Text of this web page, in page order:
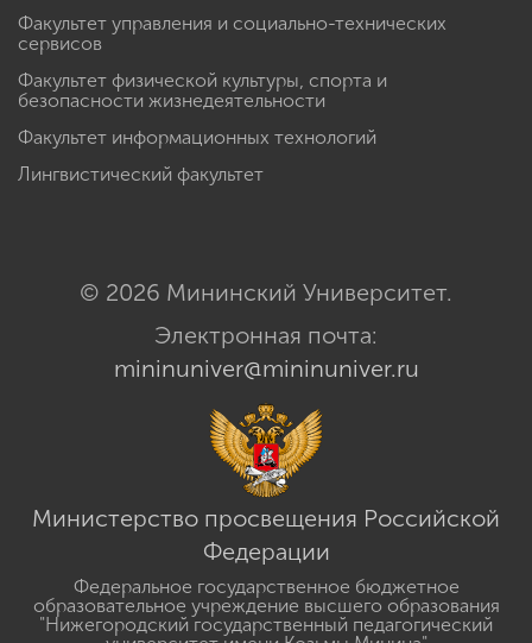
Факультет управления и социально-технических
сервисов
Факультет физической культуры, спорта и
безопасности жизнедеятельности
Факультет информационных технологий
Лингвистический факультет
© 2026 Мининский Университет.
Электронная почта:
mininuniver@mininuniver.ru
Министерство просвещения Российской
Федерации
Федеральное государственное бюджетное
образовательное учреждение высшего образования
"Нижегородский государственный педагогический